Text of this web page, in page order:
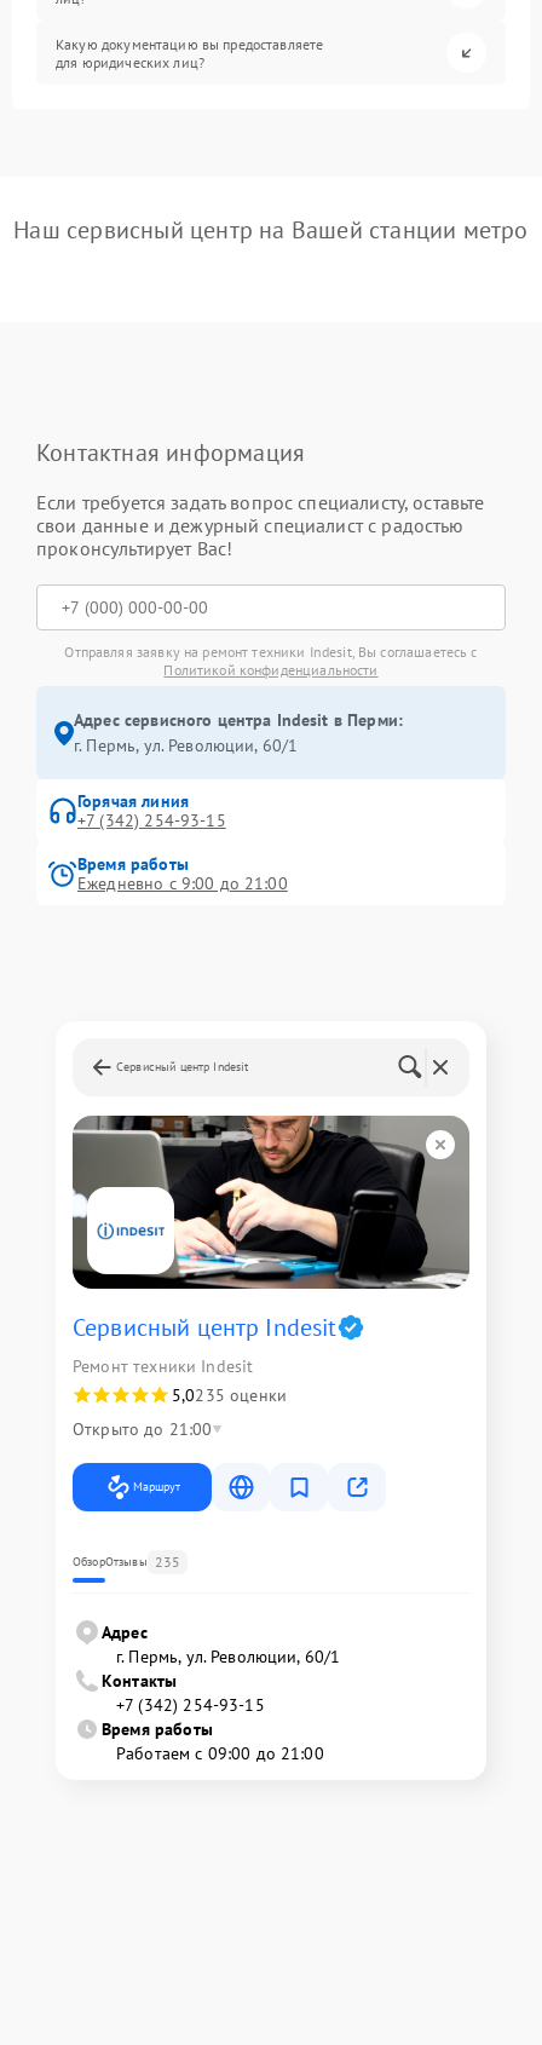
Какую документацию вы предоставляете
для юридических лиц?
Наш сервисный центр на Вашей станции метро
Контактная информация
Если требуется задать вопрос специалисту, оставьте
свои данные и дежурный специалист с радостью
проконсультирует Вас!
Отправляя заявку на ремонт техники Indesit, Вы соглашаетесь с
Политикой конфиденциальности
Адрес сервисного центра Indesit в Перми:
г. Пермь, ул. ​Революции, 60/1
Горячая линия
+7 (342) 254-93-15
Время работы
Ежедневно с 9:00 до 21:00
Сервисный центр Indesit
Сервисный центр Indesit
Ремонт техники Indesit
5,0235 оценки
Открыто до 21:00
Маршрут
ОбзорОтзывы 235
Адрес
г. Пермь, ул. ​Революции, 60/1
Контакты
+7 (342) 254-93-15
Время работы
Работаем с 09:00 до 21:00